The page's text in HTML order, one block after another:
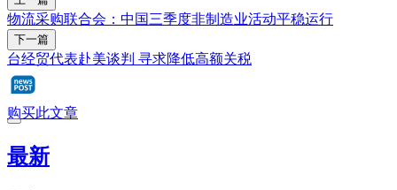
物流采购联合会：中国三季度非制造业活动平稳运行
下一篇
台经贸代表赴美谈判 寻求降低高额关税
购买此文章
最新